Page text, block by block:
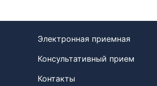
Электронная приемная
Консультативный прием
Контакты